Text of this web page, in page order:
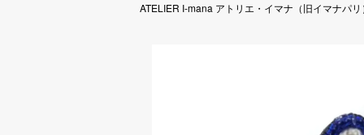
ATELIER I-mana アトリエ・イマナ（旧イマナパリ